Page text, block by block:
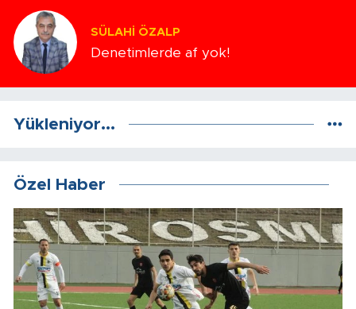
SÜLAHI ÖZALP
Denetimlerde af yok!
Yükleniyor...
Özel Haber